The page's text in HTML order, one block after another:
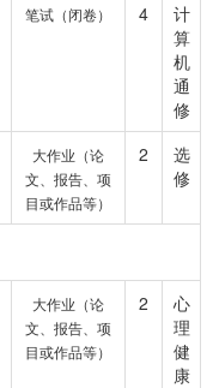
笔试（闭卷） 4
计
算
机
通
修
大作业（论
文、报告、项
目或作品等）
2
选
修
大作业（论
文、报告、项
目或作品等）
2
心
理
健
康